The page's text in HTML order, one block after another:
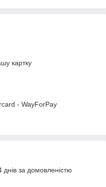
картку
- WayForPay
за домовленістю